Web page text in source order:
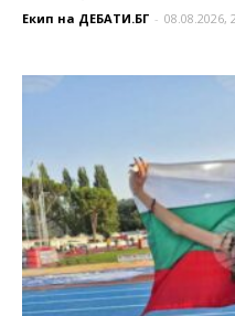
Екип на ДЕБАТИ.БГ - 08.08.2026,